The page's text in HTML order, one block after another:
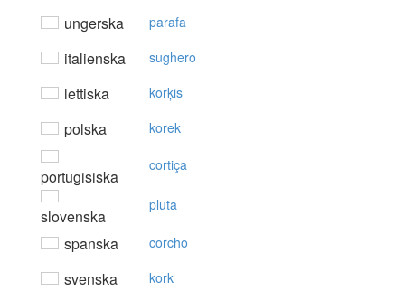
ungerska parafa
italienska sughero
lettiska korķis
polska korek
portugisiska
cortiça
slovenska
pluta
spanska corcho
svenska kork